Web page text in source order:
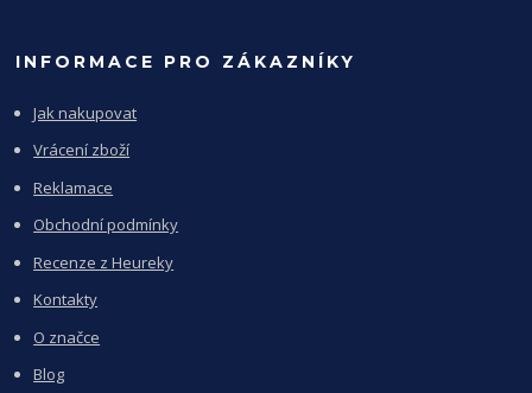
INFORMACE PRO ZÁKAZNÍKY
Jak nakupovat
Vrácení zboží
Reklamace
Obchodní podmínky
Recenze z Heureky
Kontakty
O značce
Blog